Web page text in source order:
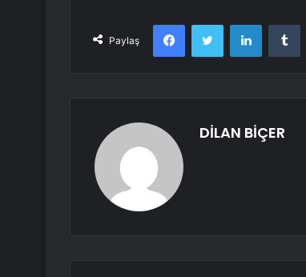
Paylaş
FacebookTwitter LinkedIn
DİLAN BİÇER